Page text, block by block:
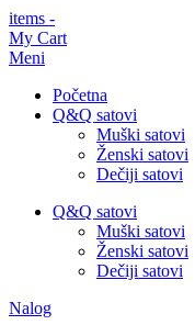
items -
My Cart
Meni
Početna
Q&Q satovi
Muški satovi
Ženski satovi
Dečiji satovi
Q&Q satovi
Muški satovi
Ženski satovi
Dečiji satovi
Nalog